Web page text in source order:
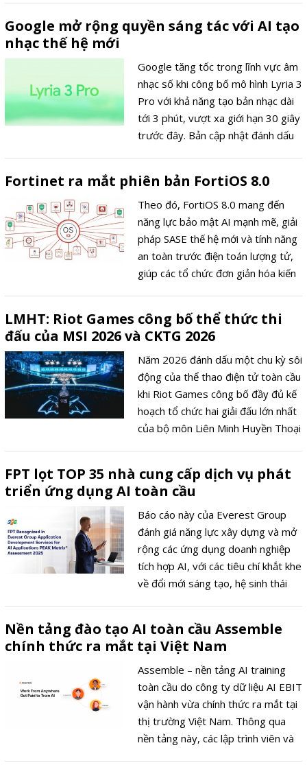
Google mở rộng quyền sáng tác với AI tạo
nhạc thế hệ mới
Google tăng tốc trong lĩnh vực âm
nhạc số khi công bố mô hình Lyria 3
Pro với khả năng tạo bản nhạc dài
tới 3 phút, vượt xa giới hạn 30 giây
trước đây. Bản cập nhật đánh dấu
tác có cấu trúc, đưa AI tiến gần quy
trình sản xuất âm nhạc thực tế.
Fortinet ra mắt phiên bản FortiOS 8.0
Theo đó, FortiOS 8.0 mang đến
năng lực bảo mật AI mạnh mẽ, giải
pháp SASE thế hệ mới và tính năng
an toàn trước điện toán lượng tử,
giúp các tổ chức đơn giản hóa kiến
quán trên toàn bộ hạ tầng số.
LMHT: Riot Games công bố thể thức thi
đấu của MSI 2026 và CKTG 2026
Năm 2026 đánh dấu một chu kỳ sôi
động của thể thao điện tử toàn cầu
khi Riot Games công bố đầy đủ kế
hoạch tổ chức hai giải đấu lớn nhất
của bộ môn Liên Minh Huyền Thoại
Giới (CKTG).
FPT lọt TOP 35 nhà cung cấp dịch vụ phát
triển ứng dụng AI toàn cầu
Báo cáo này của Everest Group
đánh giá năng lực xây dựng và mở
rộng các ứng dụng doanh nghiệp
tích hợp AI, với các tiêu chí khắt khe
về đổi mới sáng tạo, hệ sinh thái
Nền tảng đào tạo AI toàn cầu Assemble
chính thức ra mắt tại Việt Nam
Assemble – nền tảng AI training
toàn cầu do công ty dữ liệu AI EBIT
vận hành vừa chính thức ra mắt tại
thị trường Việt Nam. Thông qua
nền tảng này, các lập trình viên và